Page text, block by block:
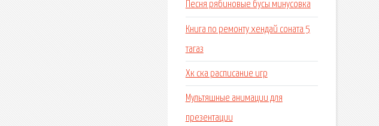
Песня рябиновые бусы минусовка
Книга по ремонту хендай соната 5
тагаз
Хк ска расписание игр
Мультяшные анимации для
презентации